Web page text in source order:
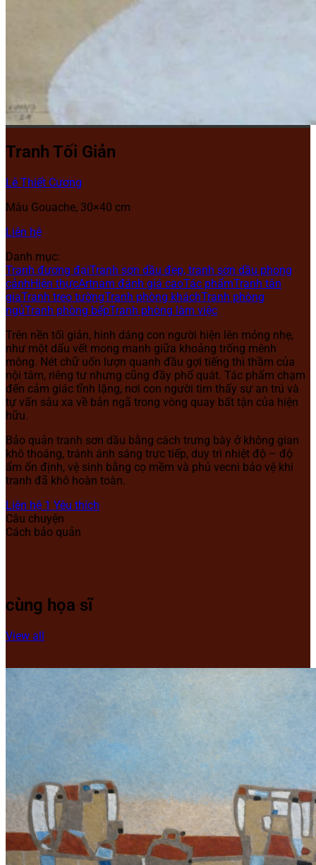
Tranh Tối Giản
Lê Thiết Cương
Màu Gouache, 30×40 cm
Liên hệ
Danh mục:
Tranh đương đạiTranh sơn dầu đẹp, tranh sơn dầu phong
cảnhHiện thựcArtnam đánh giá caoTác phẩmTranh tân
giaTranh treo tườngTranh phòng kháchTranh phòng
ngủTranh phòng bếpTranh phòng làm việc
Trên nền tối giản, hình dáng con người hiện lên mỏng nhẹ,
như một dấu vết mong manh giữa khoảng trống mênh
mông. Nét chữ uốn lượn quanh đầu gợi tiếng thì thầm của
nội tâm, riêng tư nhưng cũng đầy phổ quát. Tác phẩm chạm
đến cảm giác tĩnh lặng, nơi con người tìm thấy sự an trú và
tự vấn sâu xa về bản ngã trong vòng quay bất tận của hiện
hữu.
Bảo quản tranh sơn dầu bằng cách trưng bày ở không gian
khô thoáng, tránh ánh sáng trực tiếp, duy trì nhiệt độ – độ
ẩm ổn định, vệ sinh bằng cọ mềm và phủ vecni bảo vệ khi
tranh đã khô hoàn toàn.
Liên hệ 1 Yêu thích
Câu chuyện
Cách bảo quản
cùng họa sĩ
View all